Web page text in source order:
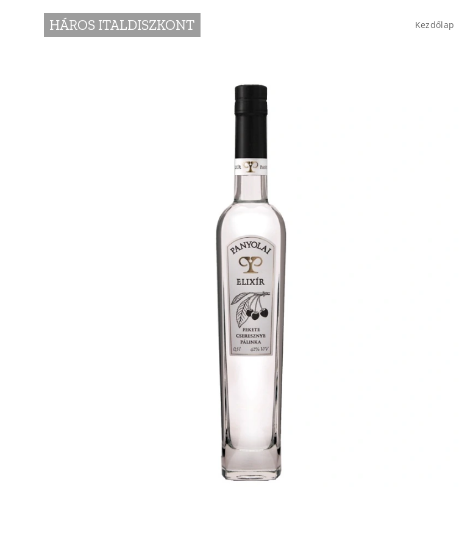
HÁROS ITALDISZKONT Kezdőlap